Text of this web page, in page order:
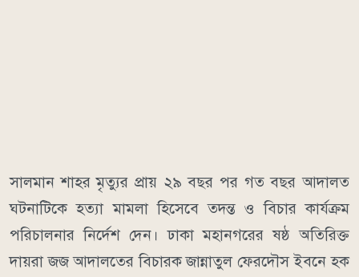
সালমান শাহর মৃত্যুর প্রায় ২৯ বছর পর গত বছর আদালত
ঘটনাটিকে হত্যা মামলা হিসেবে তদন্ত ও বিচার কার্যক্রম
পরিচালনার নির্দেশ দেন। ঢাকা মহানগরের ষষ্ঠ অতিরিক্ত
দায়রা জজ আদালতের বিচারক জান্নাতুল ফেরদৌস ইবনে হক